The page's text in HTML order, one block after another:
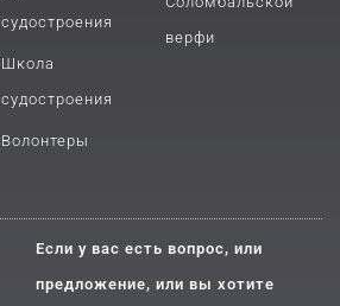
судостроения
Школа
судостроения
Волонтеры
верфи
Если у вас есть вопрос, или
предложение, или вы хотите